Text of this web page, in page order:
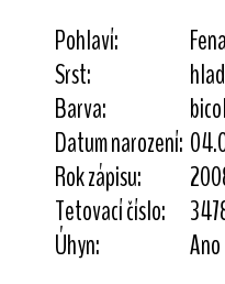
Pohlaví:
Fena
Srst:
Barva:
Datum narození:
Rok zápisu:
Tetovací číslo:
Úhyn:
Ano